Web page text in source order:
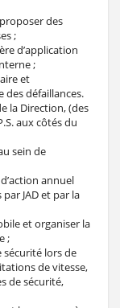
des
;
d’application
;
et
des défaillances.
la Direction, (des
aux côtés du
sein de
annuel
JAD et par la
et organiser la
;
sécurité lors de
de vitesse,
de sécurité,